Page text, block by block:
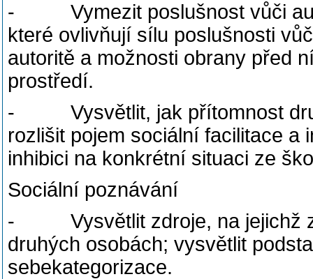
- Vymezit poslušnost vůči
které ovlivňují sílu poslušnosti
autoritě a možnosti obrany před
prostředí.
- Vysvětlit, jak přítomnost
rozlišit pojem sociální facilitace a
inhibici na konkrétní situaci ze
Sociální poznávání
- Vysvětlit zdroje, na jejichž
druhých osobách; vysvětlit
sebekategorizace.